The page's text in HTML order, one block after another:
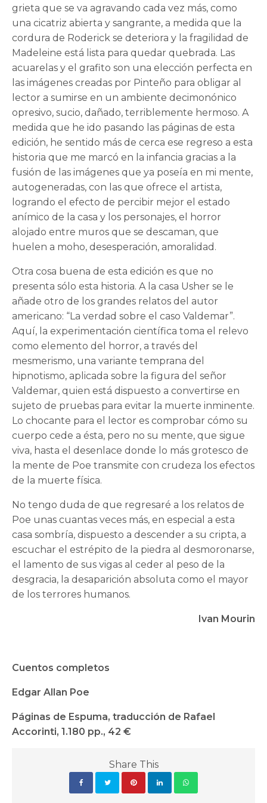
grieta que se va agravando cada vez más, como
una cicatriz abierta y sangrante, a medida que la
cordura de Roderick se deteriora y la fragilidad de
Madeleine está lista para quedar quebrada. Las
acuarelas y el grafito son una elección perfecta en
las imágenes creadas por Pinteño para obligar al
lector a sumirse en un ambiente decimonónico
opresivo, sucio, dañado, terriblemente hermoso. A
medida que he ido pasando las páginas de esta
edición, he sentido más de cerca ese regreso a esta
historia que me marcó en la infancia gracias a la
fusión de las imágenes que ya poseía en mi mente,
autogeneradas, con las que ofrece el artista,
logrando el efecto de percibir mejor el estado
anímico de la casa y los personajes, el horror
alojado entre muros que se descaman, que
huelen a moho, desesperación, amoralidad.
Otra cosa buena de esta edición es que no
presenta sólo esta historia. A la casa Usher se le
añade otro de los grandes relatos del autor
americano: “La verdad sobre el caso Valdemar”.
Aquí, la experimentación científica toma el relevo
como elemento del horror, a través del
mesmerismo, una variante temprana del
hipnotismo, aplicada sobre la figura del señor
Valdemar, quien está dispuesto a convertirse en
sujeto de pruebas para evitar la muerte inminente.
Lo chocante para el lector es comprobar cómo su
cuerpo cede a ésta, pero no su mente, que sigue
viva, hasta el desenlace donde lo más grotesco de
la mente de Poe transmite con crudeza los efectos
de la muerte física.
No tengo duda de que regresaré a los relatos de
Poe unas cuantas veces más, en especial a esta
casa sombría, dispuesto a descender a su cripta, a
escuchar el estrépito de la piedra al desmoronarse,
el lamento de sus vigas al ceder al peso de la
desgracia, la desaparición absoluta como el mayor
de los terrores humanos.
Ivan Mourin
Cuentos completos
Edgar Allan Poe
Páginas de Espuma, traducción de Rafael
Accorinti, 1.180 pp., 42 €
Share This